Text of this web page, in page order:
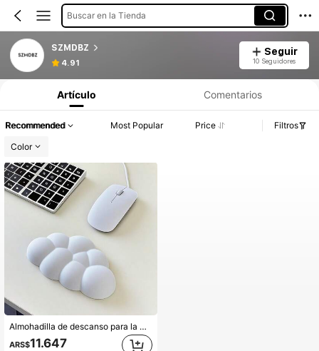
Buscar en la Tienda
SZMDBZ
4.91
Seguir
10 Seguidores
Artículo Comentarios
Recommended Most Popular Price
Filtros
Color
Almohadilla de descanso para la muñeca con forma de nube, hecha de material de PU, base de goma antideslizante, espuma de memoria, adecuada para teclado y alfombrilla de ratón, almohadilla de descanso para la muñeca con forma de nube suave de PU, base de goma, espuma de memoria, alivia el dolor de mano y muñeca, proporciona soporte
ARS$11.647